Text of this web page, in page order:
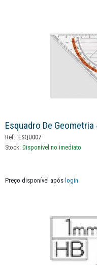
Esquadro De
Ref.: ESQU007
Stock: Disponível no imediato
Preço disponível após login